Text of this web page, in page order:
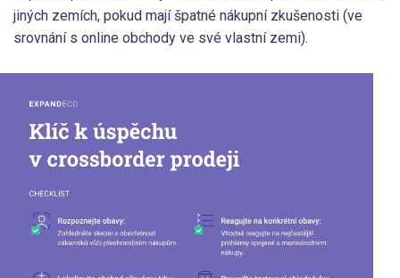
jiných zemích, pokud mají špatné nákupní zkušenosti (ve
srovnání s online obchody ve své vlastní zemi).